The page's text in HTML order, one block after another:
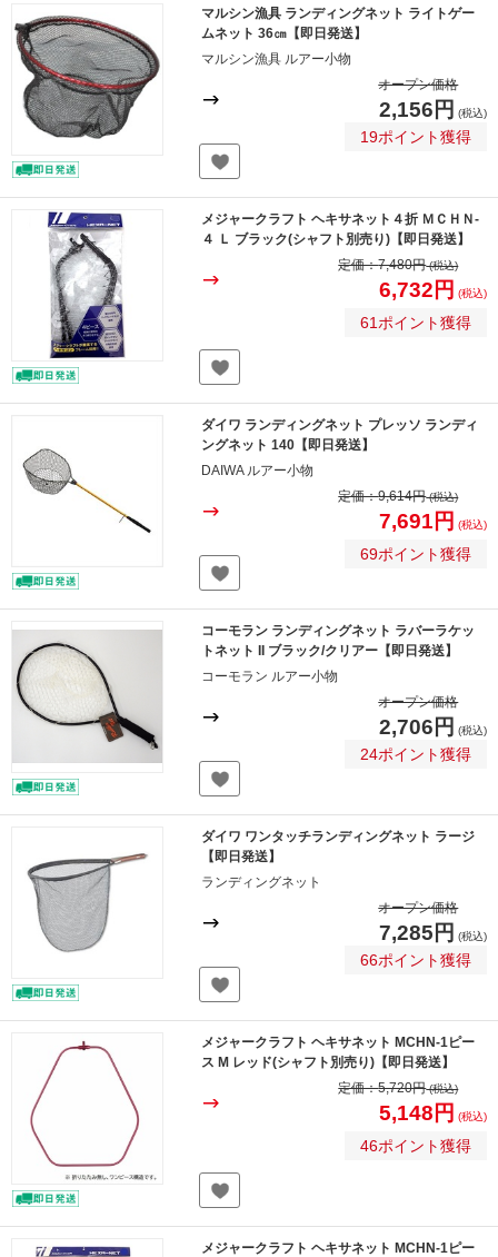
マルシン漁具 ランディングネット ライトゲー
ムネット 36㎝【即日発送】
マルシン漁具 ルアー小物
オープン価格
2,156円 (税込)
19ポイント獲得
メジャークラフト ヘキサネット４折 ＭＣＨＮ-
４ Ｌ ブラック(シャフト別売り)【即日発送】
定価：7,480円(税込)
6,732円 (税込)
61ポイント獲得
ダイワ ランディングネット プレッソ ランディ
ングネット 140【即日発送】
DAIWA ルアー小物
定価：9,614円(税込)
7,691円 (税込)
69ポイント獲得
コーモラン ランディングネット ラバーラケッ
トネット II ブラック/クリアー【即日発送】
コーモラン ルアー小物
オープン価格
2,706円 (税込)
24ポイント獲得
ダイワ ワンタッチランディングネット ラージ
【即日発送】
ランディングネット
オープン価格
7,285円 (税込)
66ポイント獲得
メジャークラフト ヘキサネット MCHN-1ピー
ス M レッド(シャフト別売り)【即日発送】
定価：5,720円(税込)
5,148円 (税込)
46ポイント獲得
メジャークラフト ヘキサネット MCHN-1ピー